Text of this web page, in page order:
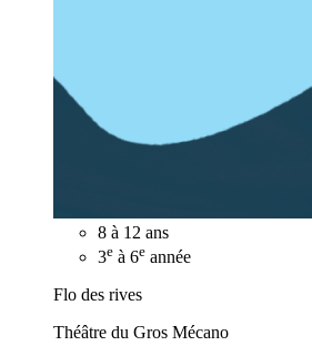
8 à 12 ans
3e à 6e année
Flo des rives
Théâtre du Gros Mécano